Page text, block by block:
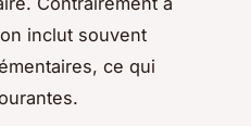
inclut souvent
ce qui